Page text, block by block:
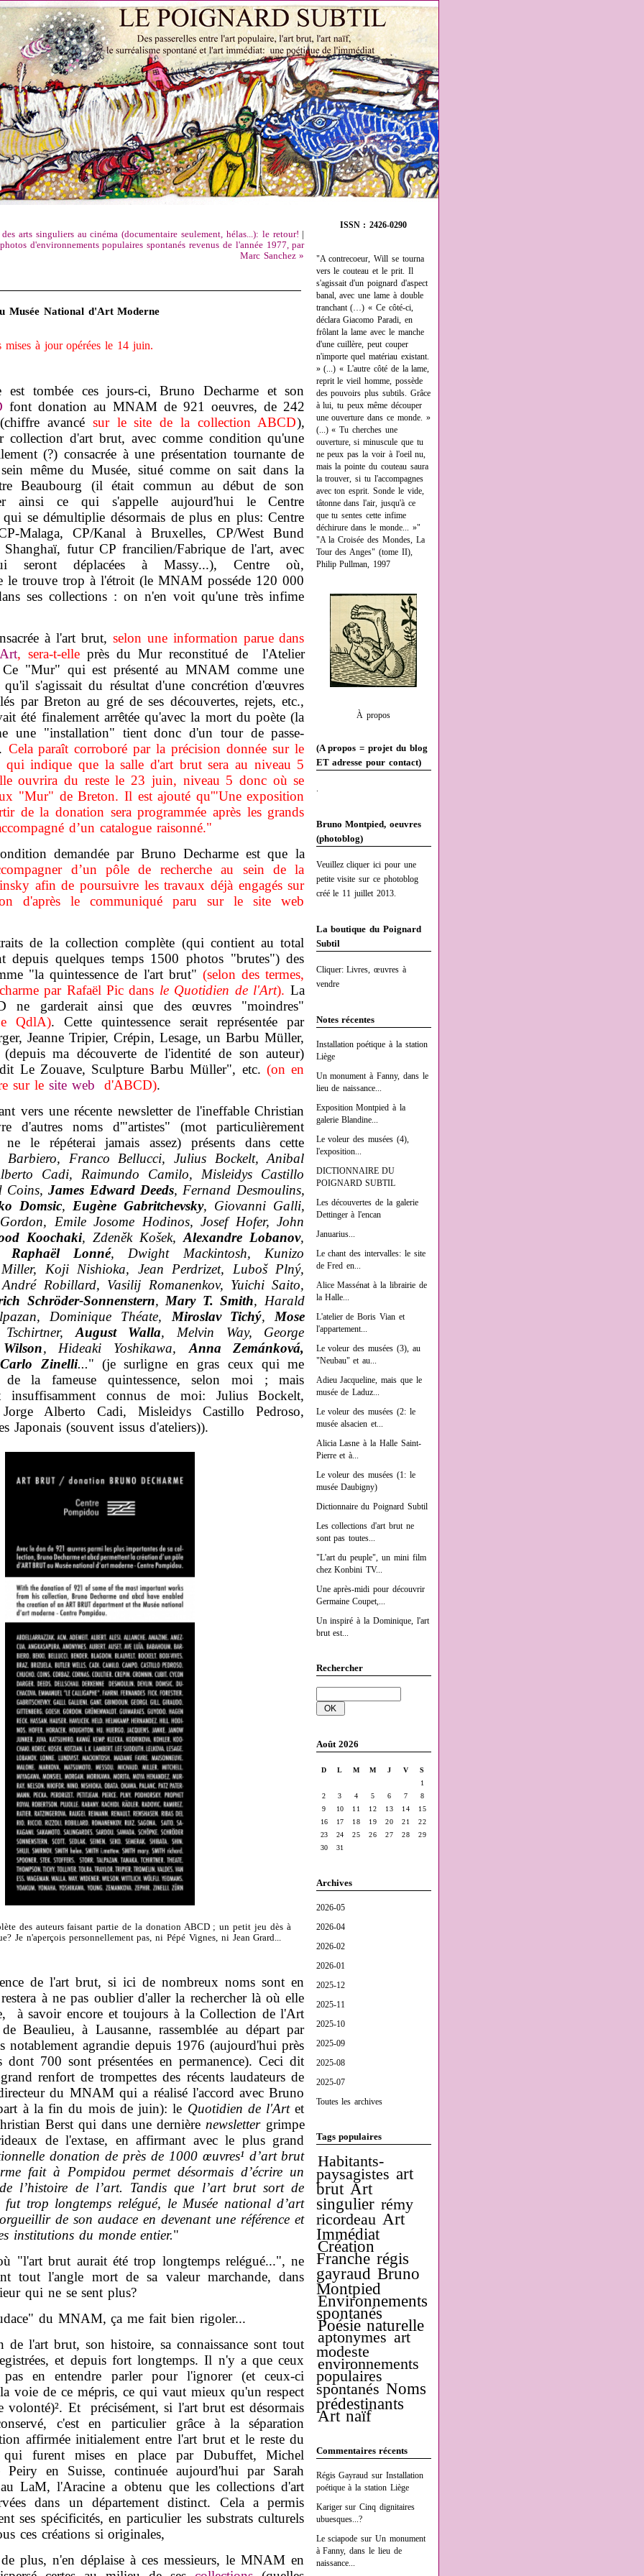
ISSN : 2426-0290
"A contrecoeur, Will se tourna
vers le couteau et le prit. Il
s'agissait d'un poignard d'aspect
banal, avec une lame à double
tranchant (…) « Ce côté-ci,
déclara Giacomo Paradi, en
frôlant la lame avec le manche
d'une cuillère, peut couper
n'importe quel matériau existant.
» (...) « L'autre côté de la lame,
reprit le vieil homme, possède
des pouvoirs plus subtils. Grâce
à lui, tu peux même découper
une ouverture dans ce monde. »
(...) « Tu cherches une
ouverture, si minuscule que tu
ne peux pas la voir à l'oeil nu,
mais la pointe du couteau saura
la trouver, si tu l'accompagnes
avec ton esprit. Sonde le vide,
tâtonne dans l'air, jusqu'à ce
que tu sentes cette infime
déchirure dans le monde... »"
"A la Croisée des Mondes, La
Tour des Anges" (tome II),
Philip Pullman, 1997
À propos
(A propos = projet du blog
ET adresse pour contact)
.
Bruno Montpied, oeuvres
(photoblog)
Veuillez cliquer ici pour une
petite visite sur ce photoblog
créé le 11 juillet 2013.
La boutique du Poignard
Subtil
Cliquer: Livres, œuvres à
vendre
Notes récentes
Installation poétique à la station
Liège
Un monument à Fanny, dans le
lieu de naissance...
Exposition Montpied à la
galerie Blandine...
Le voleur des musées (4),
l'exposition...
DICTIONNAIRE DU
POIGNARD SUBTIL
Les découvertes de la galerie
Dettinger à l'encan
Januarius...
Le chant des intervalles: le site
de Fred en...
Alice Massénat à la librairie de
la Halle...
L'atelier de Boris Vian et
l'appartement...
Le voleur des musées (3), au
"Neubau" et au...
Adieu Jacqueline, mais que le
musée de Laduz...
Le voleur des musées (2: le
musée alsacien et...
Alicia Lasne à la Halle Saint-
Pierre et à...
Le voleur des musées (1: le
musée Daubigny)
Dictionnaire du Poignard Subtil
Les collections d'art brut ne
sont pas toutes...
"L'art du peuple", un mini film
chez Konbini TV...
Une après-midi pour découvrir
Germaine Coupet,...
Un inspiré à la Dominique, l'art
brut est...
Rechercher
Août 2026
D L M M J V
S
1
2
3 4 5 6 7
8
9
10 11 12 13 14
15
16
17 18 19 20 21
22
23
24 25 26 27 28
29
30
31
Archives
2026-05
2026-04
2026-02
2026-01
2025-12
2025-11
2025-10
2025-09
2025-08
2025-07
Toutes les archives
Tags populaires
Habitants-
paysagistes art
brut Art
singulier rémy
ricordeau Art
Immédiat
Création
Franche régis
gayraud Bruno
Montpied
Environnements
spontanés
Poésie naturelle
aptonymes art
modeste
environnements
populaires
spontanés Noms
prédestinants
Art naïf
Commentaires récents
Régis Gayraud surInstallation
poétique à la station Liège
KarigersurCinq dignitaires
ubuesques...?
Le sciapode surUn monument
à Fanny, dans le lieu de
naissance...
arts singuliers au cinéma (documentaire seulement, hélas...): le retour!
d'environnements populaires spontanés revenus de l'année 1977, par
Marc Sanchez »
Musée National d'Art Moderne
mises à jour opérées le 14 juin.
est tombée ces jours-ci, Bruno Decharme et son
font donation au MNAM de 921 oeuvres, de 242
avancé sur le site de la collection ABCD),
collection d'art brut, avec comme condition qu'une
(?) consacrée à une présentation tournante de
même du Musée, situé comme on sait dans la
Beaubourg (il était commun au début de son
ainsi ce qui s'appelle aujourd'hui le Centre
se démultiplie désormais de plus en plus: Centre
Malaga, CP/Kanal à Bruxelles, CP/West Bund
futur CP francilien/Fabrique de l'art, avec
seront déplacées à Massy...), Centre où,
le trouve trop à l'étroit (le MNAM posséde 120 000
ses collections : on n'en voit qu'une très infime
à l'art brut, selon une information parue dans
, sera-t-elle près du Mur reconstitué de l'Atelier
"Mur" qui est présenté au MNAM comme une
s'agissait du résultat d'une concrétion d'œuvres
par Breton au gré de ses découvertes, rejets, etc.,
été finalement arrêtée qu'avec la mort du poète (la
une "installation" tient donc d'un tour de passe-
Cela paraît corroboré par la précision donnée sur le
qui indique que la salle d'art brut sera au niveau 5
ouvrira du reste le 23 juin, niveau 5 donc où se
"Mur" de Breton. Il est ajouté qu'"Une exposition
de la donation sera programmée après les grands
d’un catalogue raisonné."
demandée par Bruno Decharme est que la
d’un pôle de recherche au sein de la
afin de poursuivre les travaux déjà engagés sur
d'après le communiqué paru sur le site web
de la collection complète (qui contient au total
depuis quelques temps 1500 photos "brutes") des
"la quintessence de l'art brut"(selon des termes,
par Rafaël Pic dans le Quotidien de l'Art). La
ne garderait ainsi que des œuvres "moindres"
QdlA). Cette quintessence serait représentée par
Jeanne Tripier, Crépin, Lesage, un Barbu Müller,
(depuis ma découverte de l'identité de son auteur)
Le Zouave, Sculpture Barbu Müller", etc.(on en
sur le site web d'ABCD).
une récente newsletter de l'ineffable Christian
d'autres noms d'"artistes" (mot particulièrement
le répéterai jamais assez) présents dans cette
Barbiero, Franco Bellucci, Julius Bockelt, Anibal
Cadi, Raimundo Camilo, Misleidys Castillo
Coins,James Edward Deeds, Fernand Desmoulins,
Domsic, Eugène Gabritchevsky, Giovanni Galli,
Emile Josome Hodinos, Josef Hofer, John
Koochaki, Zdeněk Košek,Alexandre Lobanov,
Raphaël Lonné, Dwight Mackintosh, Kunizo
Koji Nishioka, Jean Perdrizet, Luboš Plný,
Robillard, Vasilij Romanenkov, Yuichi Saito,
Schröder-Sonnenstern, Mary T. Smith, Harald
Dominique Théate, Miroslav Tichý, Mose
August Walla, Melvin Way, George
, Hideaki Yoshikawa, Anna Zemánková,
Carlo Zinelli..." (je surligne en gras ceux qui me
de la fameuse quintessence, selon moi ; mais
insuffisamment connus de moi: Julius Bockelt,
Alberto Cadi, Misleidys Castillo Pedroso,
Japonais (souvent issus d'ateliers)).
des auteurs faisant partie de la donation ABCD ; un petit jeu dès à
Je n'aperçois personnellement pas, ni Pépé Vignes, ni Jean Grard...
de l'art brut, si ici de nombreux noms sont en
à ne pas oublier d'aller la rechercher là où elle
à savoir encore et toujours à la Collection de l'Art
Beaulieu, à Lausanne, rassemblée au départ par
notablement agrandie depuis 1976 (aujourd'hui près
700 sont présentées en permanence). Ceci dit
renfort de trompettes des récents laudateurs de
du MNAM qui a réalisé l'accord avec Bruno
à la fin du mois de juin): le Quotidien de l'Artet
Berst qui dans une dernière newslettergrimpe
de l'extase, en affirmant avec le plus grand
donation de près de 1000 œuvres¹ d’art brut
fait à Pompidou permet désormais d’écrire un
l’histoire de l’art. Tandis que l’art brut sort de
trop longtemps relégué, le Musée national d’art
de son audace en devenant une référence et
institutions du monde entier."
"l'art brut aurait été trop longtemps relégué...", ne
tout l'angle mort de sa valeur marchande, dans
qui ne se sent plus?
du MNAM, ça me fait bien rigoler...
l'art brut, son histoire, sa connaissance sont tout
et depuis fort longtemps. Il n'y a que ceux
en entendre parler pour l'ignorer (et ceux-ci
voie de ce mépris, ce qui vaut mieux qu'un respect
volonté)². Et précisément, si l'art brut est désormais
c'est en particulier grâce à la séparation
affirmée initialement entre l'art brut et le reste du
qui furent mises en place par Dubuffet, Michel
Peiry en Suisse, continuée aujourd'hui par Sarah
LaM, l'Aracine a obtenu que les collections d'art
dans un département distinct. Cela a permis
ses spécificités, en particulier les substrats culturels
ces créations si originales,
n'en déplaise à ces messieurs, le MNAM en